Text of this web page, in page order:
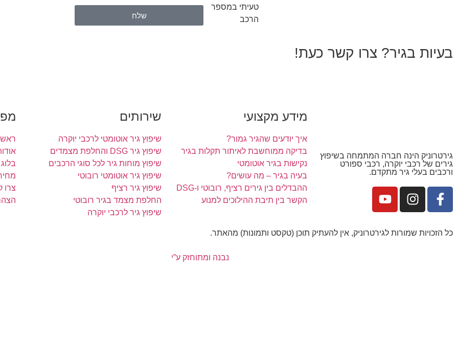
טעיתי במספר
הרכב
שלח
בעיות בגיר? צרו קשר כעת!
גירטרוניק הינה חברה המתמחה בשיפוץ
גירים של רכבי יוקרה, רכבי ספורט
ורכבים בעלי גיר מתקדם.
מידע מקצועי
איך יודעים שהגיר גמור?
בדיקה ממוחשבת לאיתור תקלות בגיר
נקישות בגיר אוטומטי
בעיה בגיר – מה עושים?
ההבדלים בין גירים רציף, רובוטי ו-DSG
הקשר בין תיבת ההילוכים למנוע
שירותים
שיפוץ גיר אוטומטי לרכבי יוקרה
שיפוץ גיר DSG והחלפת מצמדים
שיפוץ מוחות גיר לכל סוגי הרכבים
שיפוץ גיר אוטומטי רובוטי
שיפוץ גיר רציף
החלפת מצמד בגיר רובוטי
שיפוץ גיר לרכבי יוקרה
בלוג
צרו
כל הזכויות שמורות לגירטרוניק, אין להעתיק תוכן (טקסט ותמונות) מהאתר.
נבנה ומתוחזק ע”י